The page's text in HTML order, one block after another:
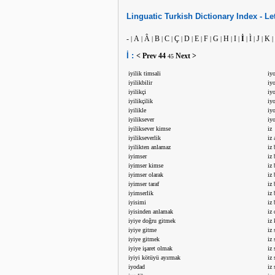
Linguatic Turkish Dictionary Index -
- | A | Â | B | C | Ç | D | E | F | G | H | I | İ | Ì | J | K |
İ : < Prev 44 45 Next >
iyilik timsali
iyilikbilir
iyilikçi
iyilikçilik
iyilikle
iyiliksever
iyiliksever kimse
iyilikseverlik
iyilikten anlamaz
iyimser
iyimser kimse
iyimser olarak
iyimser taraf
iyimserlik
iyisimi
iyisinden anlamak
iyiye doğru gitmek
iyiye gitme
iyiye gitmek
iyiye işaret olmak
iyiyi kötüyü ayırmak
iyodad
iz
iz
iz
iz
iz
iz
iz
iz
iz
iz
iz
iz
iz
iz
iz
iz